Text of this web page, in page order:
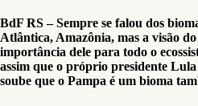
BdF RS – Sempre se falou dos
Atlântica, Amazônia, mas a visão
importância dele para todo o
assim que o próprio presidente Lula
soube que o Pampa é um bioma